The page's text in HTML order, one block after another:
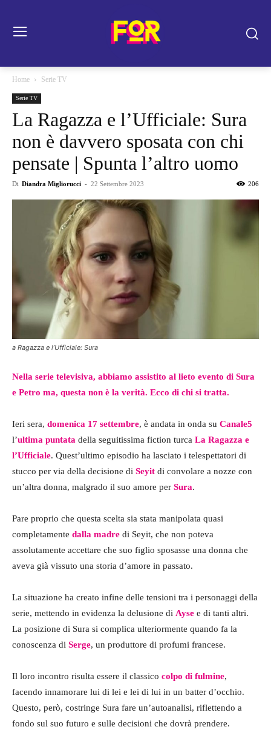
Home Serie TV
Serie TV
La Ragazza e l’Ufficiale: Sura
non è davvero sposata con chi
pensate | Spunta l’altro uomo
Di Diandra Migliorucci - 22 Settembre 2023 206
a Ragazza e l’Ufficiale: Sura
Nella serie televisiva, abbiamo assistito al lieto evento di Sura
e Petro ma, questa non è la verità. Ecco di chi si tratta.
Ieri sera, domenica 17 settembre, è andata in onda su Canale5
l’ultima puntata della seguitissima fiction turca La Ragazza e
l’Ufficiale. Quest’ultimo episodio ha lasciato i telespettatori di
stucco per via della decisione di Seyit di convolare a nozze con
un’altra donna, malgrado il suo amore per Sura.
Pare proprio che questa scelta sia stata manipolata quasi
completamente dalla madre di Seyit, che non poteva
assolutamente accettare che suo figlio sposasse una donna che
aveva già vissuto una storia d’amore in passato.
La situazione ha creato infine delle tensioni tra i personaggi della
serie, mettendo in evidenza la delusione di Ayse e di tanti altri.
La posizione di Sura si complica ulteriormente quando fa la
conoscenza di Serge, un produttore di profumi francese.
Il loro incontro risulta essere il classico colpo di fulmine,
facendo innamorare lui di lei e lei di lui in un batter d’occhio.
Questo, però, costringe Sura fare un’autoanalisi, riflettendo a
fondo sul suo futuro e sulle decisioni che dovrà prendere.